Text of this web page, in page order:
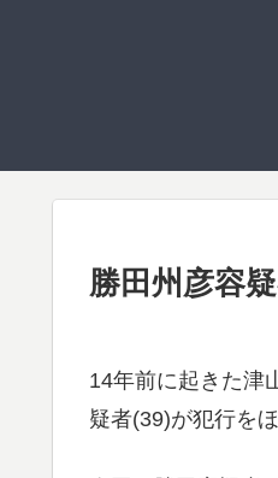
勝田州彦容
14年前に起きた津
疑者(39)が犯行を